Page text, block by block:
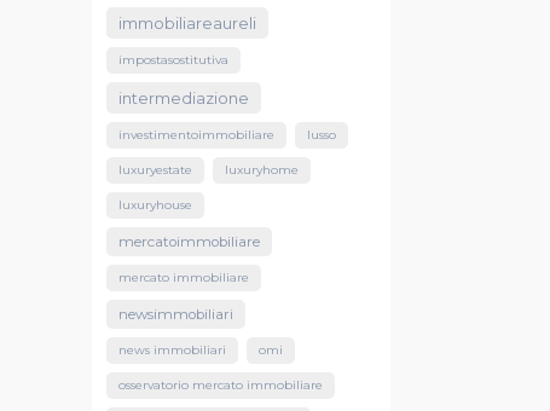
immobiliareaureli
impostasostitutiva
intermediazione
investimentoimmobiliare lusso
luxuryestate luxuryhome
luxuryhouse
mercatoimmobiliare
mercato immobiliare
newsimmobiliari
news immobiliari omi
osservatorio mercato immobiliare